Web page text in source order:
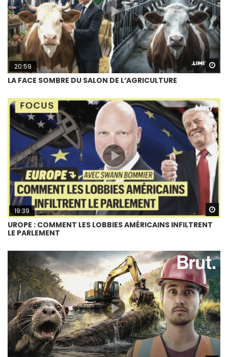
20:59
LA FACE SOMBRE DU SALON DE L’AGRICULTURE
19:39
UROPE : COMMENT LES LOBBIES AMÉRICAINS INFILTRENT
LE PARLEMENT